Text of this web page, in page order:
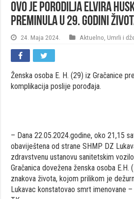
Ovo je porodilja Elvira
preminula u 29. godini
24. Maja 2024. Aktuelno Umrli i
Ženska osoba E. H. (29) iz Gračanice
komplikacija poslije porođaja.
– Dana 22.05.2024.godine, oko 21,15
obaviještena od strane SHMP DZ
zdravstvenu ustanovu sanitetskim
Gračanica dovežena ženska osoba E.H.
znakova života, kojom prilikom je
Lukavac konstatovao smrt imenovane